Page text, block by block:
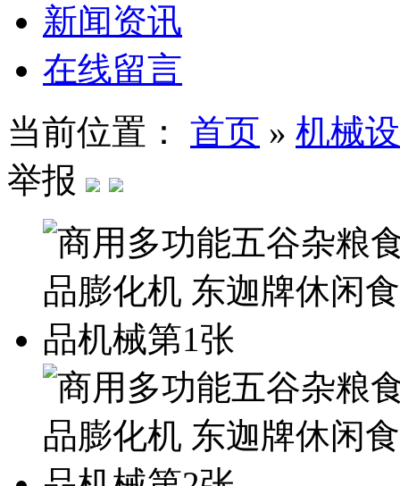
新闻资讯
在线留言
当前位置： 首页 » 机械
举报